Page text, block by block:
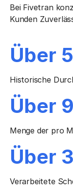
Bei Fivetran
Kunden
Über
Historische
Über
Menge der pro
Über
Verarbeitete